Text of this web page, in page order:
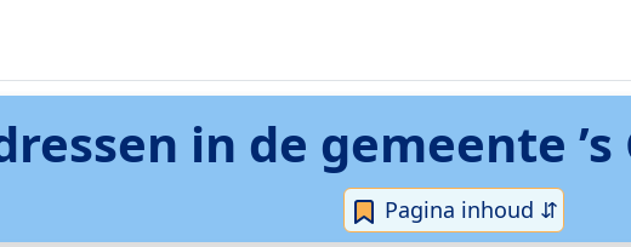
in de gemeente
Pagina inhoud ⇵